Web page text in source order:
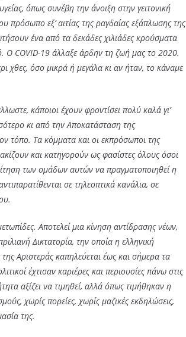
όπως συνέβη την άνοιξη στην γειτονική
πρόσωπο εξ’ αιτίας της ραγδαίας εξάπλωσης της
ένα από τα δεκάδες χιλιάδες κρούσματα
Ο COVID-19 άλλαξε άρδην τη ζωή μας το 2020.
χθες, όσο μικρά ή μεγάλα κι αν ήταν, το κάναμε
κάποιοι έχουν φροντίσει πολύ καλά γι’
κι από την Αποκατάσταση της
τόπο. Τα κόμματα και οι εκπρόσωποι της
και κατηγορούν ως φασίστες όλους όσοι
των ομάδων αυτών να πραγματοποιηθεί η
σε τηλεοπτικά κανάλια, σε
Αποτελεί μια κίνηση αντίδρασης νέων,
Δικτατορία, την οποία η ελληνική
Αριστεράς καπηλεύεται έως και σήμερα τα
έχτισαν καριέρες και περιουσίες πάνω στις
αξίζει να τιμηθεί, αλλά όπως τιμήθηκαν η
χωρίς πορείες, χωρίς μαζικές εκδηλώσεις,
της.